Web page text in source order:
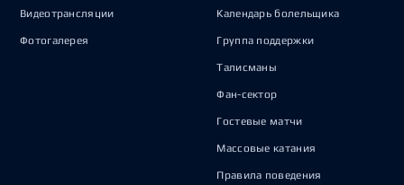
Видеотрансляции
Фотогалерея
Календарь болельщика
Группа поддержки
Талисманы
Фан-сектор
Гостевые матчи
Массовые катания
Правила поведения